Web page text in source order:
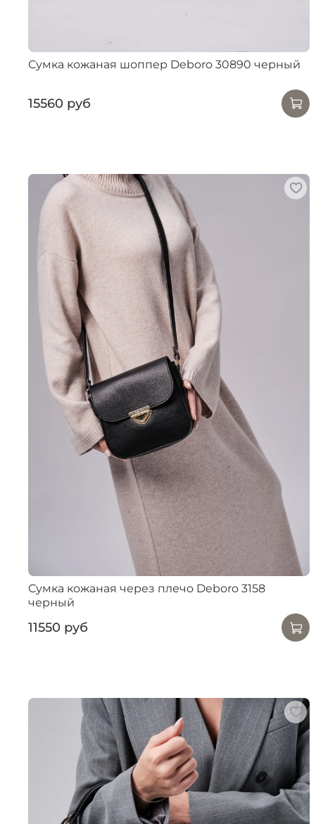
Сумка кожаная шоппер Deboro 30890 черный
15560 руб
Сумка кожаная через плечо Deboro 3158
черный
11550 руб